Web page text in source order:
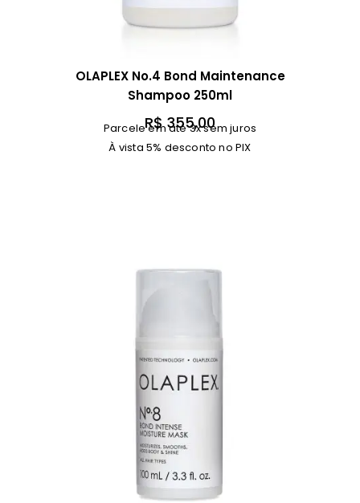
OLAPLEX No.4 Bond Maintenance
Shampoo 250ml
R$355,00
Parcele em até 3x sem juros
À vista 5% desconto no PIX